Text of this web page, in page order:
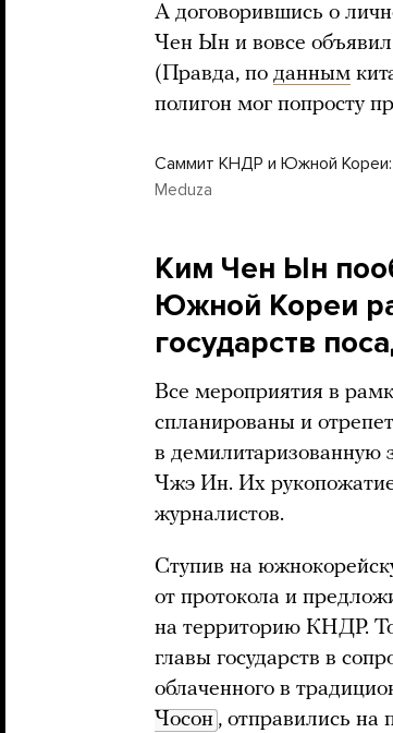
А договорившись о
Чен Ын и вовсе
(Правда, по данным
полигон мог попросту
Саммит КНДР и Южной Кореи:
Meduza
Ким Чен Ын
Южной Кореи
государств
Все мероприятия в
спланированы и
в демилитаризованную
Чжэ Ин. Их
журналистов.
Ступив на
от протокола и
на территорию КНДР.
главы государств в
облаченного в
Чосон , отправились